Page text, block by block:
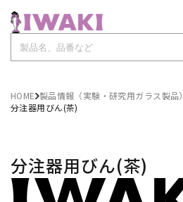
HOME 製品情報（実験・研究用ガラス製品）
分注器用びん(茶)
分注器用びん(茶)